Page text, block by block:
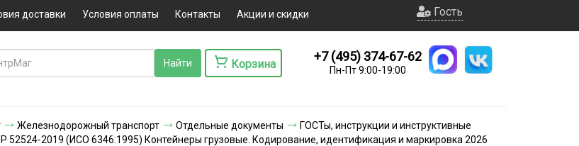
доставки Условия оплаты Контакты Акции и скидки Гость
Корзина
+7 (495) 374-67-62
Пн-Пт 9:00-19:00
Железнодорожный транспорт Отдельные документы
ГОСТы, инструкции и инструктивные
52524-2019 (ИСО 6346:1995) Контейнеры грузовые. Кодирование, идентификация и маркировка 2026